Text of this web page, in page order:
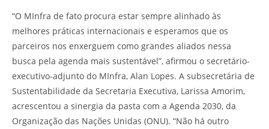
“O MInfra de fato procura estar sempre alinhado às
melhores práticas internacionais e esperamos que os
parceiros nos enxerguem como grandes aliados nessa
busca pela agenda mais sustentável”, afirmou o secretário-
executivo-adjunto do MInfra, Alan Lopes. A subsecretária de
Sustentabilidade da Secretaria Executiva, Larissa Amorim,
acrescentou a sinergia da pasta com a Agenda 2030, da
Organização das Nações Unidas (ONU). “Não há outro